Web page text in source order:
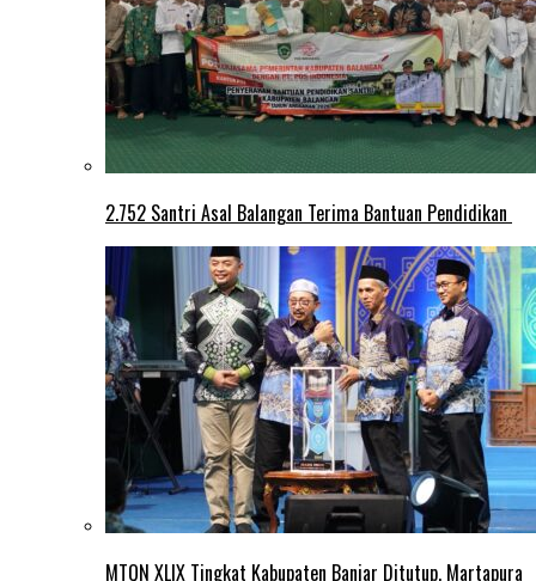
2.752 Santri Asal Balangan Terima Bantuan Pendidikan
MTQN XLIX Tingkat Kabupaten Banjar Ditutup, Martapura